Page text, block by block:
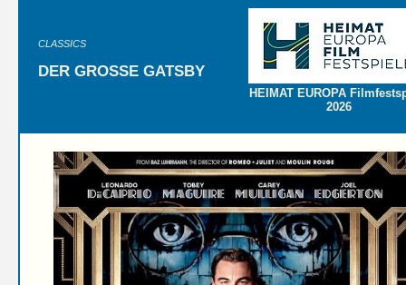
CLASSICS
DER GROSSE GATSBY
HEIMAT EUROPA
2026